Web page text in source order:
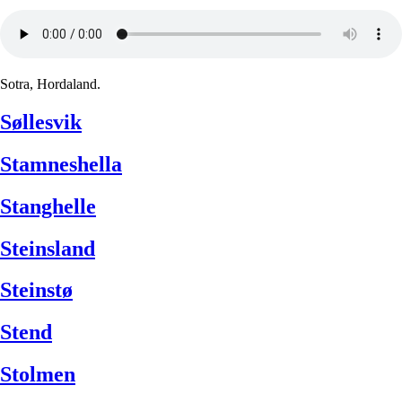
Sotra, Hordaland.
Søllesvik
Stamneshella
Stanghelle
Steinsland
Steinstø
Stend
Stolmen